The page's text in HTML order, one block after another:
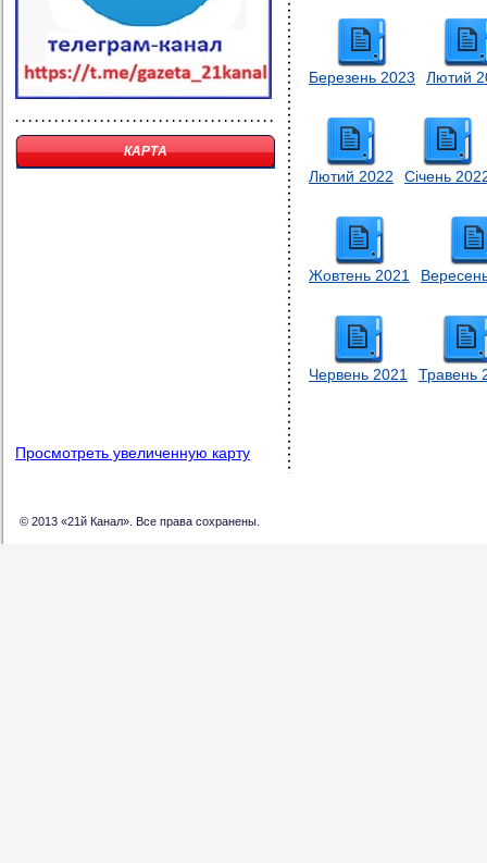
КАРТА
Просмотреть увеличенную карту
Березень 2023 Лютий
Лютий 2022 Січень
Жовтень 2021
Червень 2021 Травень
© 2013 «21й Канал». Все права сохранены.